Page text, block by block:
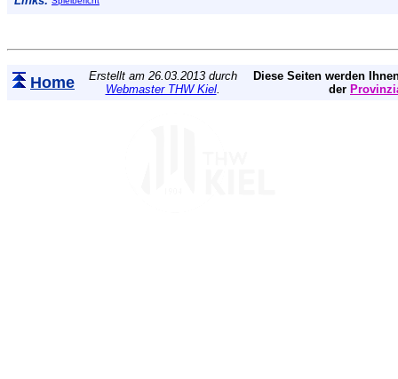
Home
Erstellt am 26.03.2013 durch
Webmaster THW Kiel.
Diese Seiten werden
der